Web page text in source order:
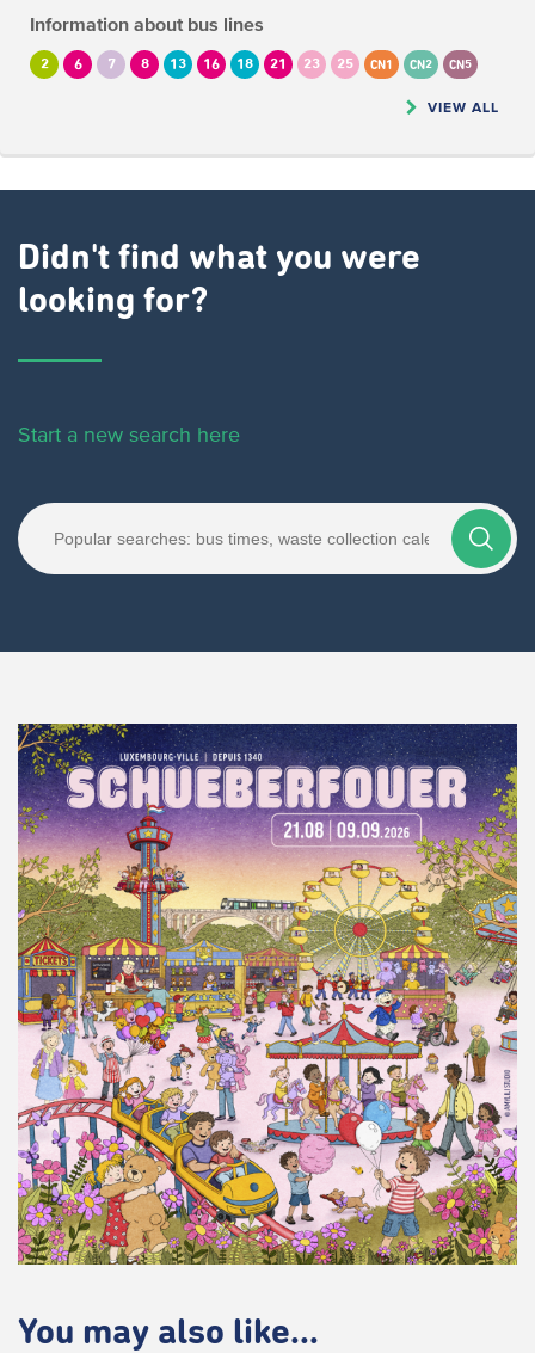
Information about bus lines
2 6 7 8 13 16 18 21 23 25 CN1 CN2 CN5
VIEW ALL
Didn't find what you were
looking for?
Start a new search here
You may also like...